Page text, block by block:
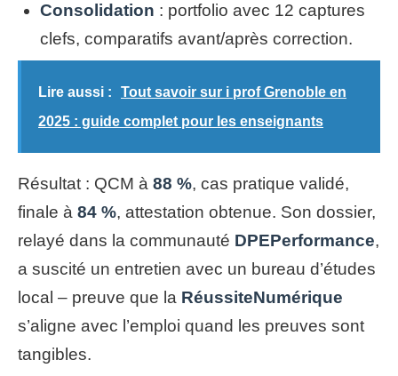
Consolidation : portfolio avec 12 captures
clefs, comparatifs avant/après correction.
Lire aussi :
Tout savoir sur i prof Grenoble en
2025 : guide complet pour les enseignants
Résultat : QCM à 88 %, cas pratique validé,
finale à 84 %, attestation obtenue. Son dossier,
relayé dans la communauté DPEPerformance,
a suscité un entretien avec un bureau d’études
local – preuve que la RéussiteNumérique
s’aligne avec l’emploi quand les preuves sont
tangibles.